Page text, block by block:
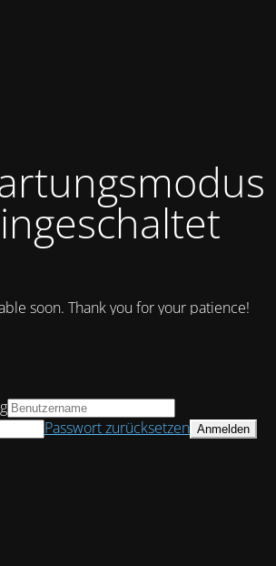
soon. Thank you for your patience!
Passwort zurücksetzen